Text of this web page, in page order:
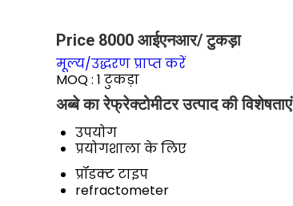
Price 8000 आईएनआर/ टुकड़ा
मूल्य/उद्धरण प्राप्त करें
MOQ : 1 टुकड़ा
अब्बे का रेफ्रेक्टोमीटर उत्पाद की विशेषताएं
उपयोग
प्रयोगशाला के लिए
प्रॉडक्ट टाइप
refractometer